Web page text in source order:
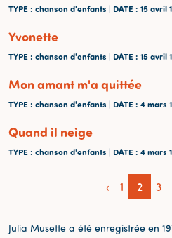
TYPE : chanson d'enfants | DATE : 15 avril
Yvonette
TYPE : chanson d'enfants | DATE : 15 avril
Mon amant m'a quittée
TYPE : chanson d'enfants | DATE : 4 mars
Quand il neige
TYPE : chanson d'enfants | DATE : 4 mars
‹ 1 2 3
Julia Musette a été enregistrée en